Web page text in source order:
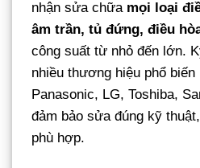
nhận sửa chữa mọi loại
âm trần, tủ đứng, điều
công suất từ nhỏ đến lớn.
nhiều thương hiệu phổ
Panasonic, LG, Toshiba,
đảm bảo sửa đúng kỹ
phù hợp.